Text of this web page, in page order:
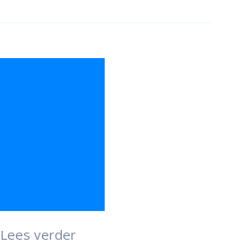
Lees verder